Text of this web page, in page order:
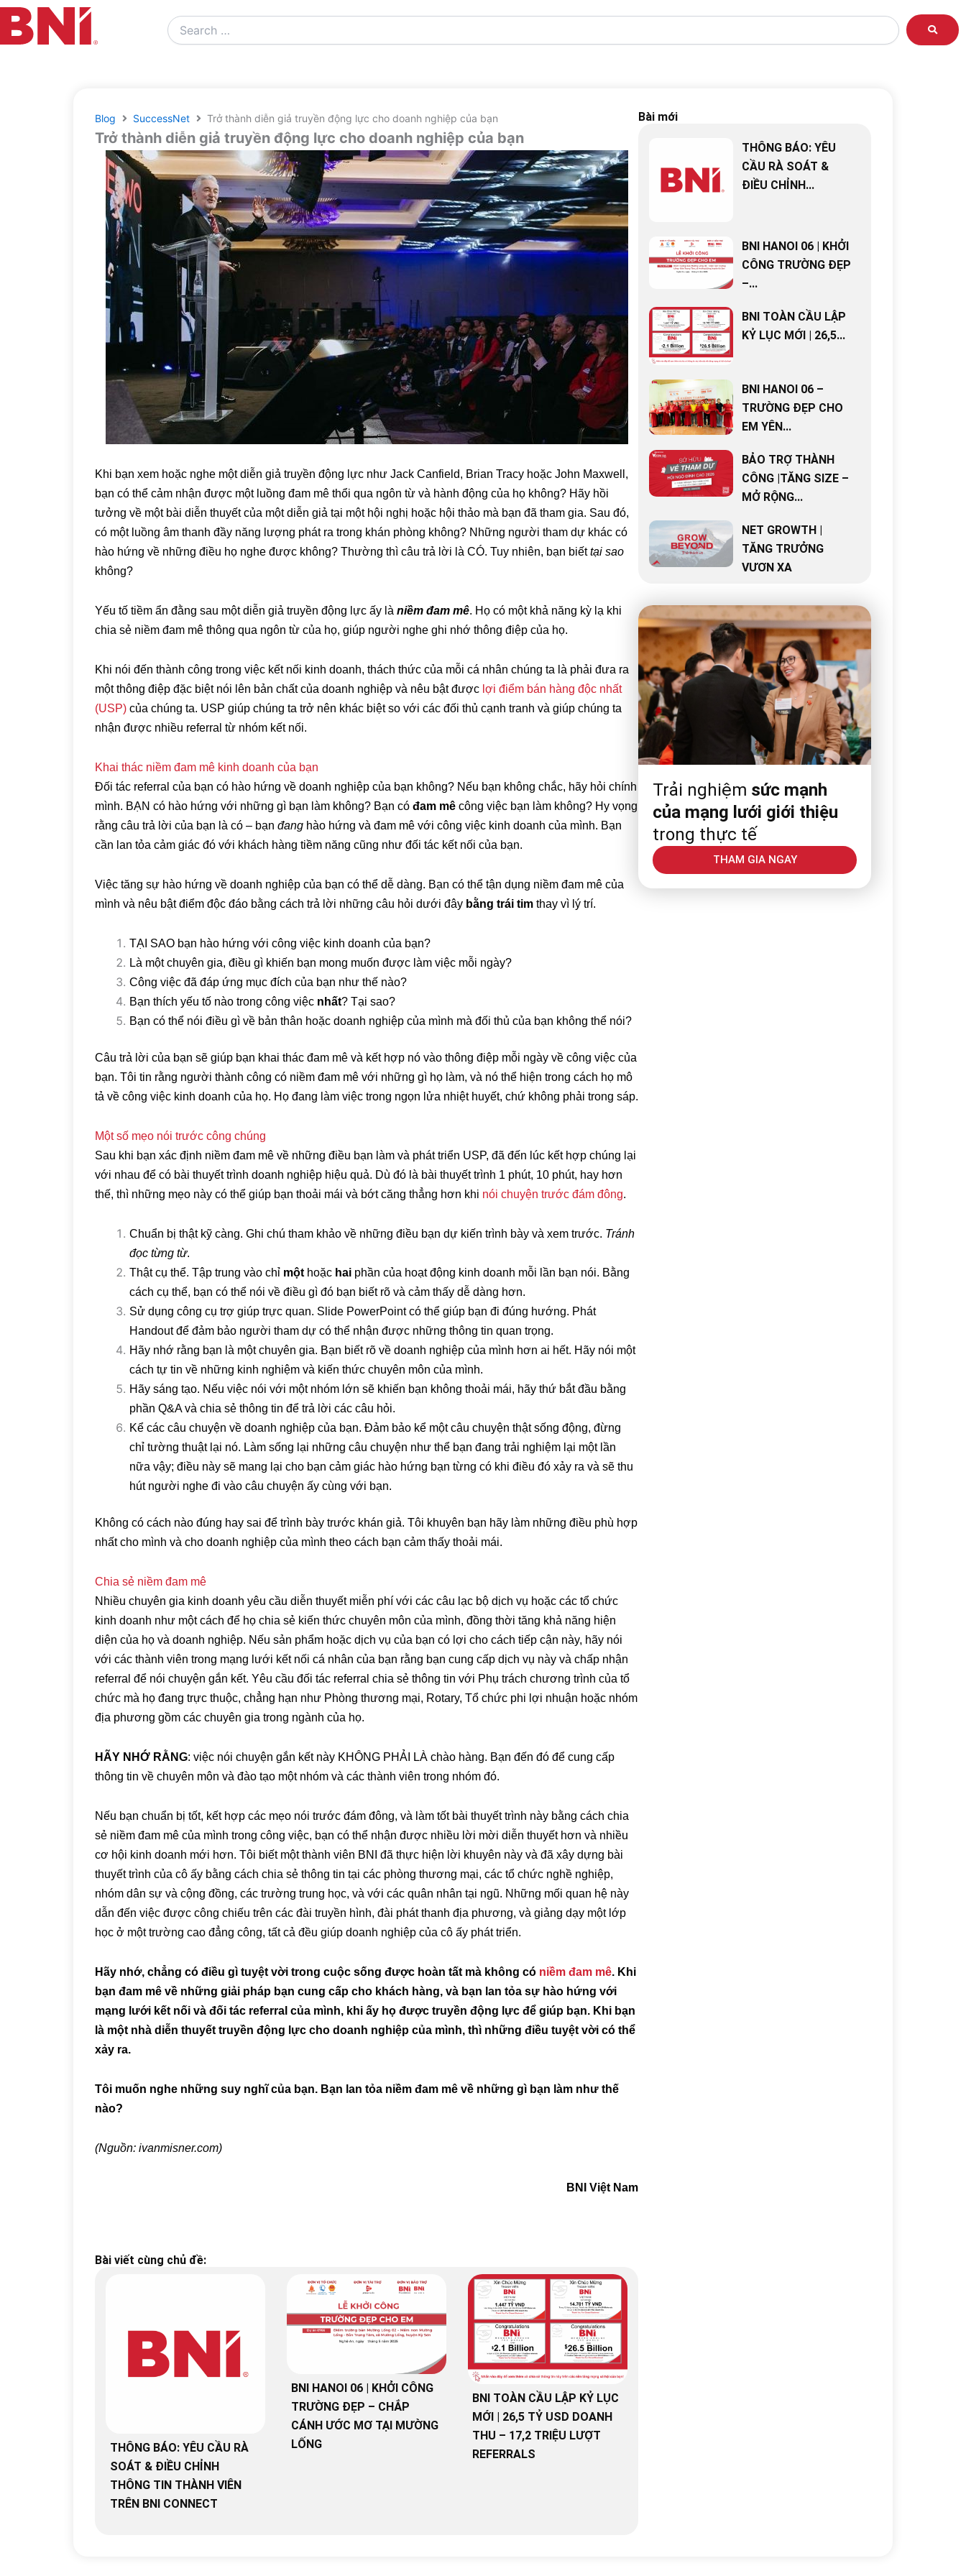
Search
…
Blog SuccessNet Trở thành diễn giả truyền động lực cho doanh nghiệp của bạn
Trở thành diễn giả truyền động lực cho doanh nghiệp của bạn
Khi bạn xem hoặc nghe một diễn giả truyền động lực như Jack Canfield, Brian Tracy hoặc John Maxwell,
bạn có thể cảm nhận được một luồng đam mê thổi qua ngôn từ và hành động của họ không? Hãy hồi
tưởng về một bài diễn thuyết của một diễn giả tại một hội nghị hoặc hội thảo mà bạn đã tham gia. Sau đó,
có một luồng âm thanh đầy năng lượng phát ra trong khán phòng không? Những người tham dự khác có
hào hứng về những điều họ nghe được không? Thường thì câu trả lời là CÓ. Tuy nhiên, bạn biếttại sao
không?
Yếu tố tiềm ẩn đằng sau một diễn giả truyền động lực ấy là niềm đam mê. Họ có một khả năng kỳ lạ khi
chia sẻ niềm đam mê thông qua ngôn từ của họ, giúp người nghe ghi nhớ thông điệp của họ.
Khi nói đến thành công trong việc kết nối kinh doanh, thách thức của mỗi cá nhân chúng ta là phải đưa ra
một thông điệp đặc biệt nói lên bản chất của doanh nghiệp và nêu bật được lợi điểm bán hàng độc nhất
(USP) của chúng ta. USP giúp chúng ta trở nên khác biệt so với các đối thủ cạnh tranh và giúp chúng ta
nhận được nhiều referral từ nhóm kết nối.
Khai thác niềm đam mê kinh doanh của bạn
Đối tác referral của bạn có hào hứng về doanh nghiệp của bạn không? Nếu bạn không chắc, hãy hỏi chính
mình. BẠN có hào hứng với những gì bạn làm không? Bạn có đam mê công việc bạn làm không? Hy vọng
rằng câu trả lời của bạn là có – bạn đang hào hứng và đam mê với công việc kinh doanh của mình. Bạn
cần lan tỏa cảm giác đó với khách hàng tiềm năng cũng như đối tác kết nối của bạn.
Việc tăng sự hào hứng về doanh nghiệp của bạn có thể dễ dàng. Bạn có thể tận dụng niềm đam mê của
mình và nêu bật điểm độc đáo bằng cách trả lời những câu hỏi dưới đây bằng trái tim thay vì lý trí.
TẠI SAO bạn hào hứng với công việc kinh doanh của bạn?
Là một chuyên gia, điều gì khiến bạn mong muốn được làm việc mỗi ngày?
Công việc đã đáp ứng mục đích của bạn như thế nào?
Bạn thích yếu tố nào trong công việc nhất? Tại sao?
Bạn có thể nói điều gì về bản thân hoặc doanh nghiệp của mình mà đối thủ của bạn không thể nói?
Câu trả lời của bạn sẽ giúp bạn khai thác đam mê và kết hợp nó vào thông điệp mỗi ngày về công việc của
bạn. Tôi tin rằng người thành công có niềm đam mê với những gì họ làm, và nó thể hiện trong cách họ mô
tả về công việc kinh doanh của họ. Họ đang làm việc trong ngọn lửa nhiệt huyết, chứ không phải trong sáp.
Một số mẹo nói trước công chúng
Sau khi bạn xác định niềm đam mê về những điều bạn làm và phát triển USP, đã đến lúc kết hợp chúng lại
với nhau để có bài thuyết trình doanh nghiệp hiệu quả. Dù đó là bài thuyết trình 1 phút, 10 phút, hay hơn
thế, thì những mẹo này có thể giúp bạn thoải mái và bớt căng thẳng hơn khi nói chuyện trước đám đông.
Chuẩn bị thật kỹ càng. Ghi chú tham khảo về những điều bạn dự kiến trình bày và xem trước. Tránh
đọc từng từ.
Thật cụ thể. Tập trung vào chỉ một hoặc hai phần của hoạt động kinh doanh mỗi lần bạn nói. Bằng
cách cụ thể, bạn có thể nói về điều gì đó bạn biết rõ và cảm thấy dễ dàng hơn.
Sử dụng công cụ trợ giúp trực quan. Slide PowerPoint có thể giúp bạn đi đúng hướng. Phát
Handout để đảm bảo người tham dự có thể nhận được những thông tin quan trọng.
Hãy nhớ rằng bạn là một chuyên gia. Bạn biết rõ về doanh nghiệp của mình hơn ai hết. Hãy nói một
cách tự tin về những kinh nghiệm và kiến thức chuyên môn của mình.
Hãy sáng tạo. Nếu việc nói với một nhóm lớn sẽ khiến bạn không thoải mái, hãy thứ bắt đầu bằng
phần Q&A và chia sẻ thông tin để trả lời các câu hỏi.
Kể các câu chuyện về doanh nghiệp của bạn. Đảm bảo kể một câu chuyện thật sống động, đừng
chỉ tường thuật lại nó. Làm sống lại những câu chuyện như thể bạn đang trải nghiệm lại một lần
nữa vậy; điều này sẽ mang lại cho bạn cảm giác hào hứng bạn từng có khi điều đó xảy ra và sẽ thu
hút người nghe đi vào câu chuyện ấy cùng với bạn.
Không có cách nào đúng hay sai để trình bày trước khán giả. Tôi khuyên bạn hãy làm những điều phù hợp
nhất cho mình và cho doanh nghiệp của mình theo cách bạn cảm thấy thoải mái.
Chia sẻ niềm đam mê
Nhiều chuyên gia kinh doanh yêu cầu diễn thuyết miễn phí với các câu lạc bộ dịch vụ hoặc các tổ chức
kinh doanh như một cách để họ chia sẻ kiến thức chuyên môn của mình, đồng thời tăng khả năng hiện
diện của họ và doanh nghiệp. Nếu sản phẩm hoặc dịch vụ của bạn có lợi cho cách tiếp cận này, hãy nói
với các thành viên trong mạng lưới kết nối cá nhân của bạn rằng bạn cung cấp dịch vụ này và chấp nhận
referral để nói chuyện gắn kết. Yêu cầu đối tác referral chia sẻ thông tin với Phụ trách chương trình của tổ
chức mà họ đang trực thuộc, chẳng hạn như Phòng thương mại, Rotary, Tổ chức phi lợi nhuận hoặc nhóm
địa phương gồm các chuyên gia trong ngành của họ.
HÃY NHỚ RẰNG: việc nói chuyện gắn kết này KHÔNG PHẢI LÀ chào hàng. Bạn đến đó để cung cấp
thông tin về chuyên môn và đào tạo một nhóm và các thành viên trong nhóm đó.
Nếu bạn chuẩn bị tốt, kết hợp các mẹo nói trước đám đông, và làm tốt bài thuyết trình này bằng cách chia
sẻ niềm đam mê của mình trong công việc, bạn có thể nhận được nhiều lời mời diễn thuyết hơn và nhiều
cơ hội kinh doanh mới hơn. Tôi biết một thành viên BNI đã thực hiện lời khuyên này và đã xây dựng bài
thuyết trình của cô ấy bằng cách chia sẻ thông tin tại các phòng thương mại, các tổ chức nghề nghiệp,
nhóm dân sự và cộng đồng, các trường trung học, và với các quân nhân tại ngũ. Những mối quan hệ này
dẫn đến việc được công chiếu trên các đài truyền hình, đài phát thanh địa phương, và giảng dạy một lớp
học ở một trường cao đẳng công, tất cả đều giúp doanh nghiệp của cô ấy phát triển.
Hãy nhớ, chẳng có điều gì tuyệt vời trong cuộc sống được hoàn tất mà không có niềm đam mê. Khi
bạn đam mê về những giải pháp bạn cung cấp cho khách hàng, và bạn lan tỏa sự hào hứng với
mạng lưới kết nối và đối tác referral của mình, khi ấy họ được truyền động lực để giúp bạn. Khi bạn
là một nhà diễn thuyết truyền động lực cho doanh nghiệp của mình, thì những điều tuyệt vời có thể
xảy ra.
Tôi muốn nghe những suy nghĩ của bạn. Bạn lan tỏa niềm đam mê về những gì bạn làm như thế
nào?
(Nguồn: ivanmisner.com)
BNI Việt Nam
Bài viết cùng chủ đề:
THÔNG BÁO: YÊU CẦU RÀ
SOÁT & ĐIỀU CHỈNH
THÔNG TIN THÀNH VIÊN
TRÊN BNI CONNECT
BNI HANOI 06 | KHỞI CÔNG
TRƯỜNG ĐẸP – CHẮP
CÁNH ƯỚC MƠ TẠI MƯỜNG
LỐNG
BNI TOÀN CẦU LẬP KỶ LỤC
MỚI | 26,5 TỶ USD DOANH
THU – 17,2 TRIỆU LƯỢT
REFERRALS
Bài mới
THÔNG BÁO: YÊU
CẦU RÀ SOÁT &
ĐIỀU CHỈNH...
BNI HANOI 06 | KHỞI
CÔNG TRƯỜNG ĐẸP
–...
BNI TOÀN CẦU LẬP
KỶ LỤC MỚI | 26,5...
BNI HANOI 06 –
TRƯỜNG ĐẸP CHO
EM YÊN...
BẢO TRỢ THÀNH
CÔNG |TĂNG SIZE –
MỞ RỘNG...
NET GROWTH |
TĂNG TRƯỞNG
VƯƠN XA
Trải nghiệm sức mạnh
của mạng lưới giới thiệu
trong thực tế
THAM GIA NGAY